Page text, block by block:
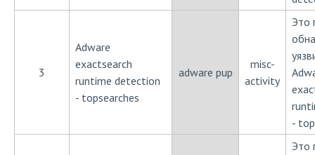
3
Adware
exactsearch
runtime detection
- topsearches
adware pup
misc-
activity
Это
-
Это